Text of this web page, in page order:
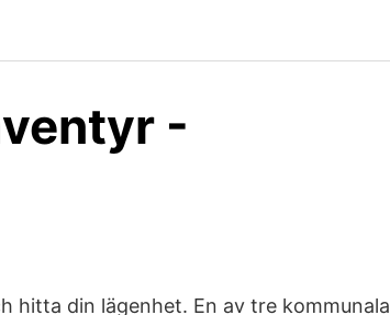
-
hitta din lägenhet. En av tre kommunala